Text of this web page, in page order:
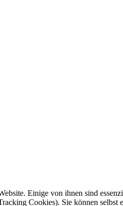
Einige von ihnen sind
Cookies). Sie können selbst